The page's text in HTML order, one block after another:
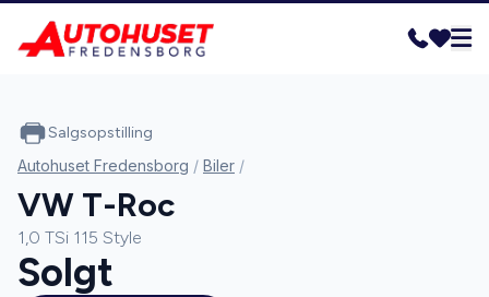
Salgsopstilling
Autohuset Fredensborg / Biler /
VW T-Roc
1,0 TSi 115 Style
Solgt